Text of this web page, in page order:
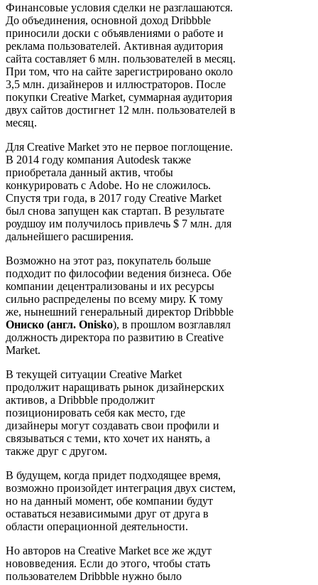
Финансовые условия сделки не разглашаются.
До объединения, основной доход Dribbble
приносили доски с объявлениями о работе и
реклама пользователей. Активная аудитория
сайта составляет 6 млн. пользователей в месяц.
При том, что на сайте зарегистрировано около
3,5 млн. дизайнеров и иллюстраторов. После
покупки Creative Market, суммарная аудитория
двух сайтов достигнет 12 млн. пользователей в
месяц.
Для Creative Market это не первое поглощение.
В 2014 году компания Autodesk также
приобретала данный актив, чтобы
конкурировать с Adobe. Но не сложилось.
Спустя три года, в 2017 году Creative Market
был снова запущен как стартап. В результате
роудшоу им получилось привлечь $ 7 млн. для
дальнейшего расширения.
Возможно на этот раз, покупатель больше
подходит по философии ведения бизнеса. Обе
компании децентрализованы и их ресурсы
сильно распределены по всему миру. К тому
же, нынешний генеральный директор Dribbble
Ониско (англ. Onisko), в прошлом возглавлял
должность директора по развитию в Creative
Market.
В текущей ситуации Creative Market
продолжит наращивать рынок дизайнерских
активов, а Dribbble продолжит
позиционировать себя как место, где
дизайнеры могут создавать свои профили и
связываться с теми, кто хочет их нанять, а
также друг с другом.
В будущем, когда придет подходящее время,
возможно произойдет интеграция двух систем,
но на данный момент, обе компании будут
оставаться независимыми друг от друга в
области операционной деятельности.
Но авторов на Creative Market все же ждут
нововведения. Если до этого, чтобы стать
пользователем Dribbble нужно было